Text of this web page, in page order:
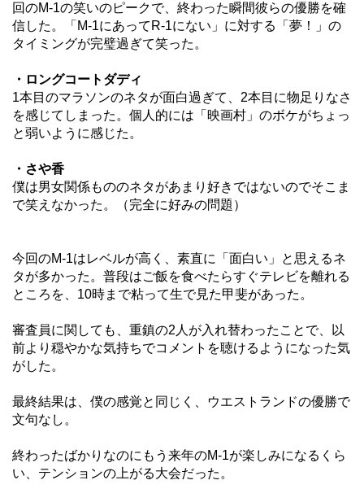
回のM-1の笑いのピークで、終わった瞬間彼らの優勝を確
信した。「M-1にあってR-1にない」に対する「夢！」の
タイミングが完璧過ぎて笑った。
・ロングコートダディ
1本目のマラソンのネタが面白過ぎて、2本目に物足りなさ
を感じてしまった。個人的には「映画村」のボケがちょっ
と弱いように感じた。
・さや香
僕は男女関係もののネタがあまり好きではないのでそこま
で笑えなかった。（完全に好みの問題）
今回のM-1はレベルが高く、素直に「面白い」と思えるネ
タが多かった。普段はご飯を食べたらすぐテレビを離れる
ところを、10時まで粘って生で見た甲斐があった。
審査員に関しても、重鎮の2人が入れ替わったことで、以
前より穏やかな気持ちでコメントを聴けるようになった気
がした。
最終結果は、僕の感覚と同じく、ウエストランドの優勝で
文句なし。
終わったばかりなのにもう来年のM-1が楽しみになるくら
い、テンションの上がる大会だった。